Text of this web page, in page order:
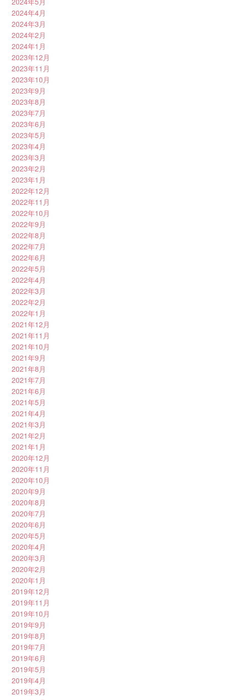
2024年4月
2024年3月
2024年2月
2024年1月
2023年12月
2023年11月
2023年10月
2023年9月
2023年8月
2023年7月
2023年6月
2023年5月
2023年4月
2023年3月
2023年2月
2023年1月
2022年12月
2022年11月
2022年10月
2022年9月
2022年8月
2022年7月
2022年6月
2022年5月
2022年4月
2022年3月
2022年2月
2022年1月
2021年12月
2021年11月
2021年10月
2021年9月
2021年8月
2021年7月
2021年6月
2021年5月
2021年4月
2021年3月
2021年2月
2021年1月
2020年12月
2020年11月
2020年10月
2020年9月
2020年8月
2020年7月
2020年6月
2020年5月
2020年4月
2020年3月
2020年2月
2020年1月
2019年12月
2019年11月
2019年10月
2019年9月
2019年8月
2019年7月
2019年6月
2019年5月
2019年4月
2019年3月